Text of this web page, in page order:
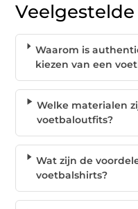
Waarom is
kiezen van een
Welke materialen
voetbaloutfits?
Wat zijn de
voetbalshirts?